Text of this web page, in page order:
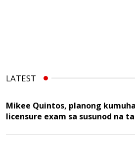
LATEST
Mikee Quintos, planong
licensure exam sa susunod na